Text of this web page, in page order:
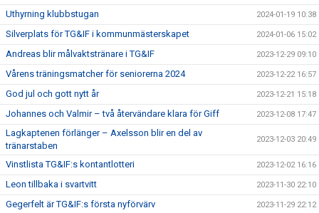
Uthyrning klubbstugan 2024-01-19 10:38
Silverplats för TG&IF i kommunmästerskapet 2024-01-06 15:02
Andreas blir målvaktstränare i TG&IF 2023-12-29 09:10
Vårens träningsmatcher för seniorerna 2024 2023-12-22 16:57
God jul och gott nytt år 2023-12-21 15:18
Johannes och Valmir – två återvändare klara för Giff 2023-12-08 17:47
Lagkaptenen förlänger – Axelsson blir en del av
tränarstaben
2023-12-03 20:49
Vinstlista TG&IF:s kontantlotteri 2023-12-02 16:16
Leon tillbaka i svartvitt 2023-11-30 22:10
Gegerfelt är TG&IF:s första nyförvärv 2023-11-29 22:12